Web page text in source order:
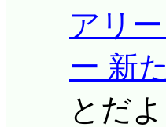
アリ
ー 新
とだ